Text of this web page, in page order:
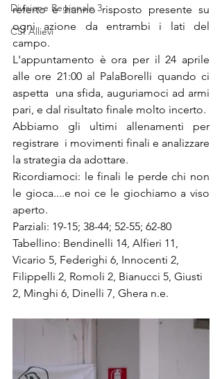
Divisione Regionale 3
CSI Allievi
referto e hanno risposto presente su
ogni azione da entrambi i lati del
campo.
L'appuntamento è ora per il 24 aprile
alle ore 21:00 al PalaBorelli quando ci
aspetta  una sfida, auguriamoci ad armi
pari, e dal risultato finale molto incerto.
Abbiamo gli ultimi allenamenti per
registrare  i movimenti finali e analizzare
la strategia da adottare.
Ricordiamoci: le finali le perde chi non
le gioca....e noi ce le giochiamo a viso
aperto.
Parziali: 19-15; 38-44; 52-55; 62-80
Tabellino: Bendinelli 14, Alfieri 11,
Vicario 5, Federighi 6, Innocenti 2,
Filippelli 2, Romoli 2, Bianucci 5, Giusti
2, Minghi 6, Dinelli 7, Ghera n.e.